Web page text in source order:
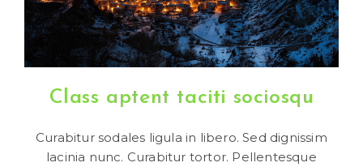
Class aptent taciti sociosqu
Curabitur sodales ligula in libero. Sed dignissim
lacinia nunc. Curabitur tortor. Pellentesque